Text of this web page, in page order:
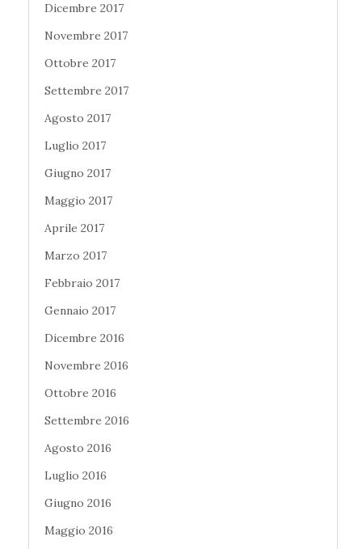
Dicembre 2017
Novembre 2017
Ottobre 2017
Settembre 2017
Agosto 2017
Luglio 2017
Giugno 2017
Maggio 2017
Aprile 2017
Marzo 2017
Febbraio 2017
Gennaio 2017
Dicembre 2016
Novembre 2016
Ottobre 2016
Settembre 2016
Agosto 2016
Luglio 2016
Giugno 2016
Maggio 2016